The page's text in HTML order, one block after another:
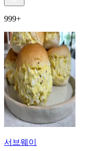
999+
서브웨이